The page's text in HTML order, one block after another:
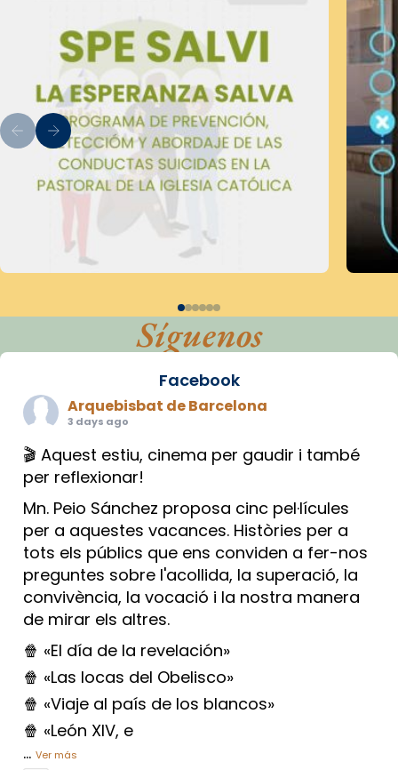
Síguenos
Facebook
Arquebisbat de Barcelona
3 days ago
🎬 Aquest estiu, cinema per gaudir i també
per reflexionar!
Mn. Peio Sánchez proposa cinc pel·lícules
per a aquestes vacances. Històries per a
tots els públics que ens conviden a fer-nos
preguntes sobre l'acollida, la superació, la
convivència, la vocació i la nostra manera
de mirar els altres.
🍿 «El día de la revelación»
🍿 «Las locas del Obelisco»
🍿 «Viaje al país de los blancos»
🍿 «León XIV, e
... Ver más